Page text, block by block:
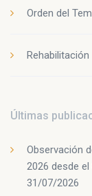
Orden del
Rehabilitación
Últimas
Observación
2026 desde
31/07/2026